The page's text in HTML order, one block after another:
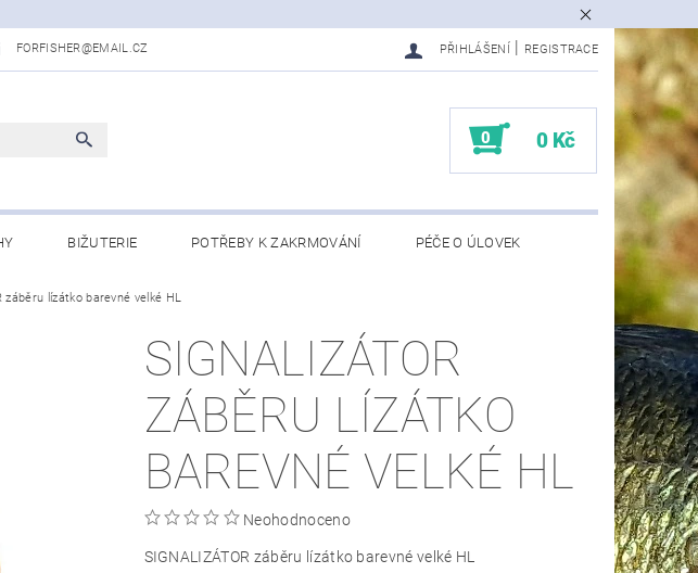
FORFISHER@EMAIL.CZ PŘIHLÁŠENÍ REGISTRACE
0 0 Kč
BIŽUTERIE POTŘEBY K ZAKRMOVÁNÍ PÉČE O ÚLOVEK
CAMPING DÁRKOVÉ PŘEDMĚTY
záběru lízátko barevné velké HL
SIGNALIZÁTOR
ZÁBĚRU LÍZÁTKO
BAREVNÉ VELKÉ HL
Neohodnoceno
SIGNALIZÁTOR záběru lízátko barevné velké HL